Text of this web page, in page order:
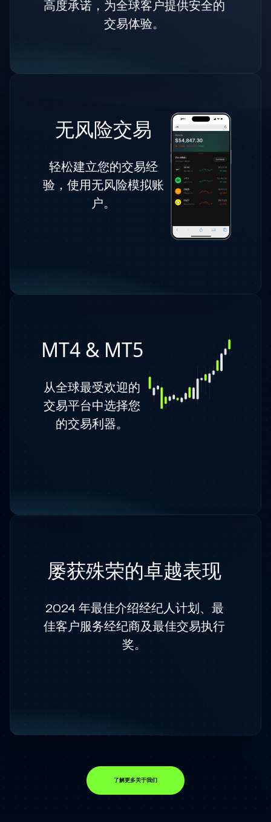
高度承诺，为全球客户提供安全的
交易体验。
无风险交易
轻松建立您的交易经
验，使用无风险模拟账
户。
MT4 & MT5
从全球最受欢迎的
交易平台中选择您
的交易利器。
屡获殊荣的卓越表现
2024 年最佳介绍经纪人计划、最
佳客户服务经纪商及最佳交易执行
奖。
了解更多关于我们